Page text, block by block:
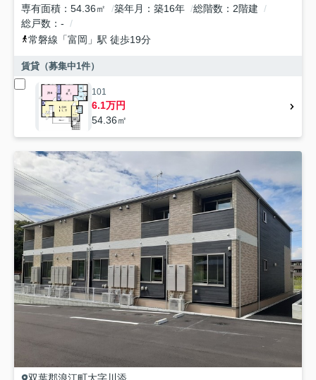
専有面積
54.36㎡ 築年月 築16年 総階数
2階建
総戸数
-
常磐線 「富岡 」駅 徒歩19分
賃貸（募集中1件）
101
6.1万円
54.36㎡
双葉郡浪江町大字川添